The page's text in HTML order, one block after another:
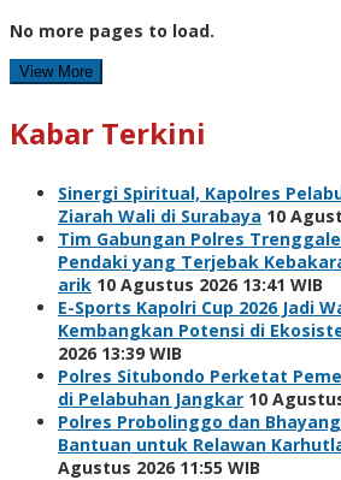
No more pages to load.
View More
Kabar Terkini
Sinergi Spiritual, Kapolres
Ziarah Wali di Surabaya 10
Tim Gabungan Polres
Pendaki yang Terjebak
arik 10 Agustus 2026 13:41 WIB
E-Sports Kapolri Cup 2026 Jadi
Kembangkan Potensi di
2026 13:39 WIB
Polres Situbondo Perketat
di Pelabuhan Jangkar 10
Polres Probolinggo dan
Bantuan untuk Relawan
Agustus 2026 11:55 WIB